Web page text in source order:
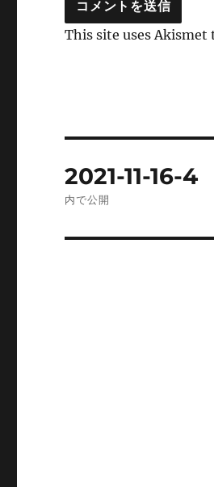
This site uses Akismet
稿
2021-11-16-4
内で公開